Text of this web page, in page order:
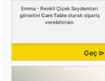
Emma - Renkli Çiçek Saydamları
görselini Cam Tabloolarak sipariş
verebilirisin
Geç ⊳